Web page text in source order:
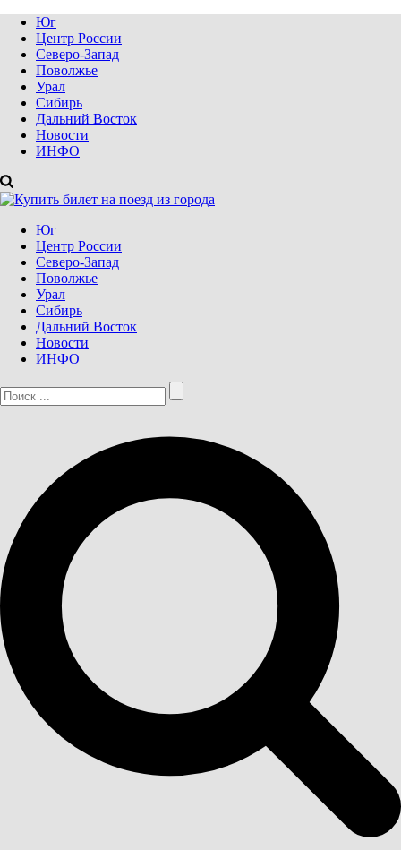
Юг
Центр России
Северо-Запад
Поволжье
Урал
Сибирь
Дальний Восток
Новости
ИНФО
Юг
Центр России
Северо-Запад
Поволжье
Урал
Сибирь
Дальний Восток
Новости
ИНФО